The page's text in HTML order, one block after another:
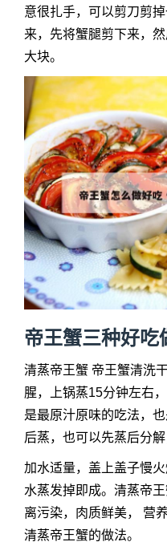
意很扎手，可以剪刀剪
来，先将蟹腿剪下来，
大块。
帝王蟹三种好吃
清蒸帝王蟹 帝王蟹清洗
腥，上锅蒸15分钟左右
是最原汁原味的吃法，
后蒸，也可以先蒸后分解
加水适量，盖上盖子慢
水蒸发掉即成。清蒸帝
离污染，肉质鲜美， 营
清蒸帝王蟹的做法。